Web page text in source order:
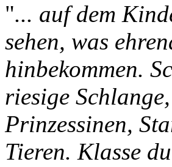
"... auf dem
sehen, was
hinbekommen.
riesige
Prinzessinen,
Tieren. Klasse